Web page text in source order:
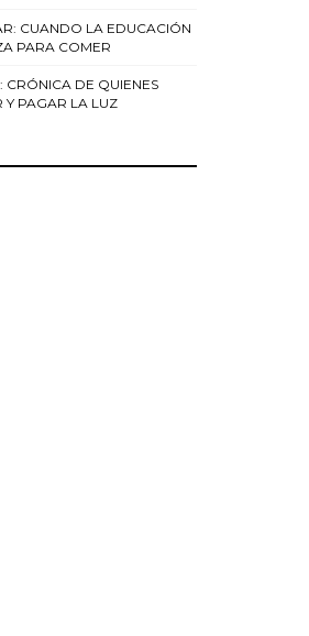
CUANDO LA EDUCACIÓN
PARA COMER
CRÓNICA DE QUIENES
Y PAGAR LA LUZ